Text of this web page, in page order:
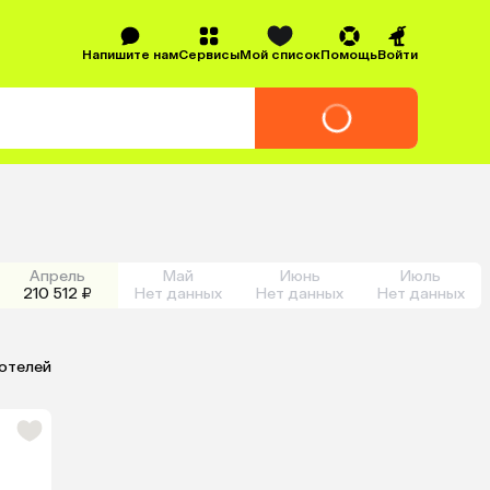
Напишите намСервисыМой списокПомощьВойти
Апрель
210 512 ₽
Май
Нет данных
Июнь
Нет данных
Июль
Нет данных